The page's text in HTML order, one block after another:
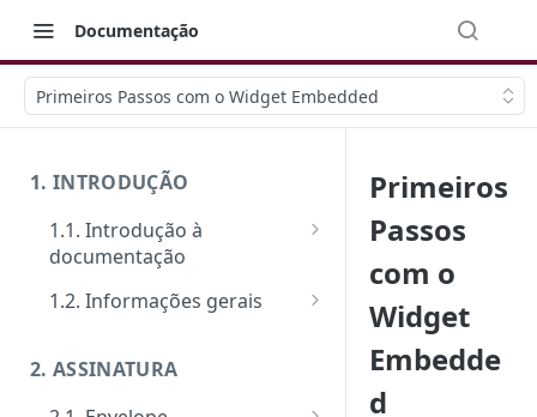
Documentação
Primeiros Passos com o Widget Embedded
1. INTRODUÇÃO
1.1. Introdução à
documentação
Primeiros passos
Ferramentas de Teste:
Postman e Insomnia
1.2. Informações gerais
Suporte
2. ASSINATURA
Primeiros
Passos
com o
Widget
Embedde
d